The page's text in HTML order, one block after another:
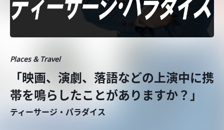
Places & Travel
「映画、演劇、落語などの上演中に携
帯を鳴らしたことがありますか？」
ティーサージ・パラダイス